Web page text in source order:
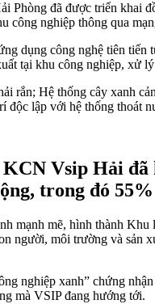
Phòng đã được triển khai
công nghiệp thông qua
dụng công nghệ tiên
tại khu công nghiệp, xử
rắn; Hệ thống cây xanh
độc lập với hệ thống
Vsip Hải
trong đó
mạnh mẽ, hình thành
người, môi trường và
nghiệp xanh” chứng
mà VSIP đang hướng tới.